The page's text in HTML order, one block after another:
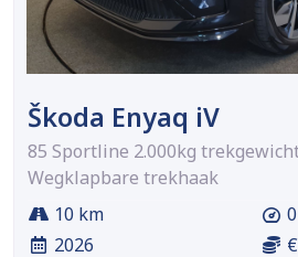
Škoda Enyaq iV
85 Sportline 2.000kg
Wegklapbare trekhaak
10 km
2026